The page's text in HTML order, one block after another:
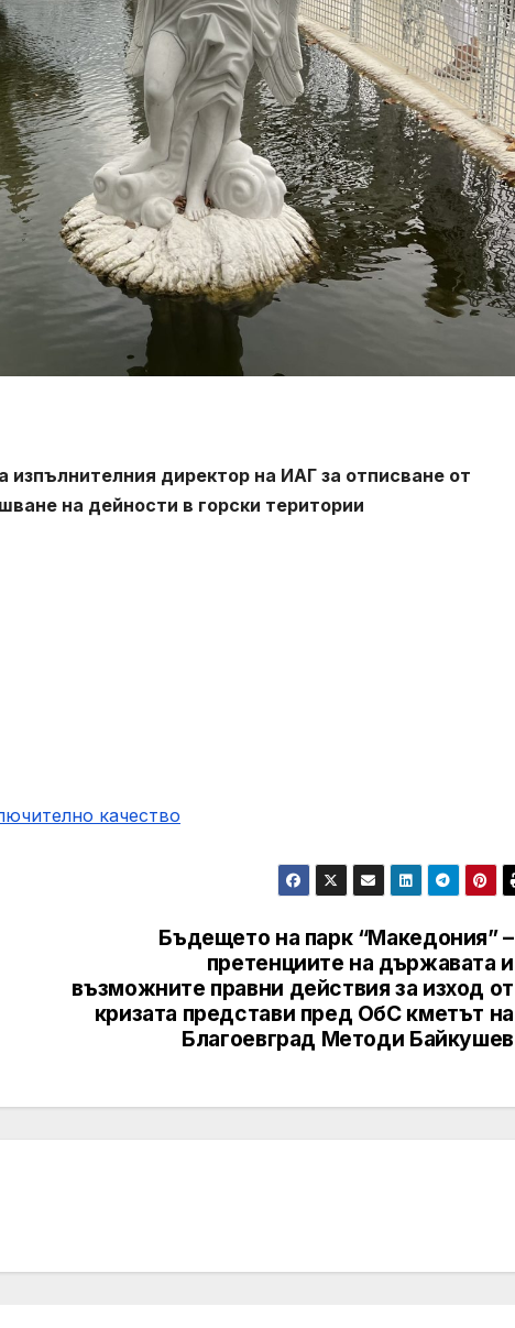
директор на ИАГ за отписване от
на дейности в горски територии
качество
Бъдещето на парк “Македония” –
претенциите на държавата и
възможните правни действия за изход от
кризата представи пред ОбС кметът на
Благоевград Методи Байкушев